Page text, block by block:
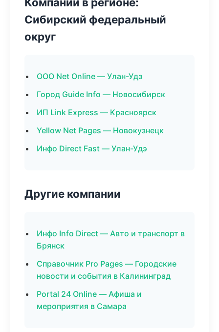
Сибирский федеральный
округ
ООО Net Online — Улан-Удэ
Город Guide Info — Новосибирск
ИП Link Express — Красноярск
Yellow Net Pages — Новокузнецк
Инфо Direct Fast — Улан-Удэ
Другие компании
Инфо Info Direct — Авто и транспорт в
Брянск
Справочник Pro Pages — Городские
новости и события в Калининград
Portal 24 Online — Афиша и
мероприятия в Самара